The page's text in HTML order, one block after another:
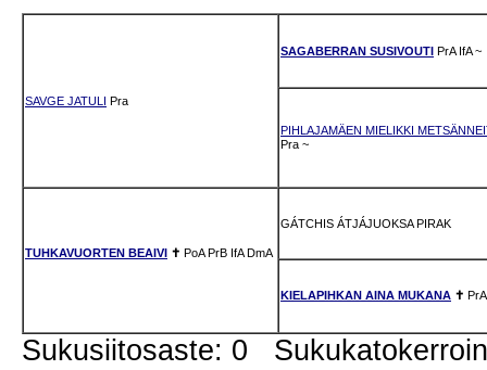
SAVGE JATULI Pra
SAGABERRAN SUSIVOUTI PrA IfA ~
PIHLAJAMÄEN MIELIKKI
Pra ~
TUHKAVUORTEN BEAIVI ✝ PoA PrB IfA DmA
GÁTCHIS ÁTJÁJUOKSA PIRAK
KIELAPIHKAN AINA MUKANA ✝ PrA
Sukusiitosaste: 0